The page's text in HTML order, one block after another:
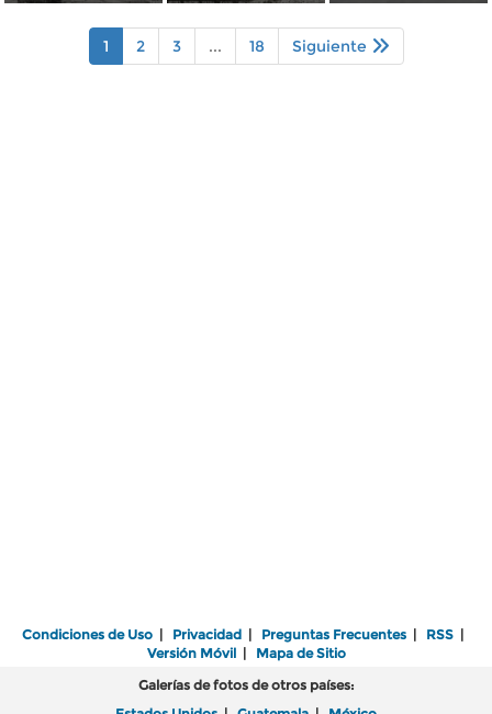
1 2 3 ... 18 Siguiente
Condiciones de Uso | Privacidad | Preguntas Frecuentes | RSS |
Versión Móvil| Mapa de Sitio
Galerías de fotos de otros países: